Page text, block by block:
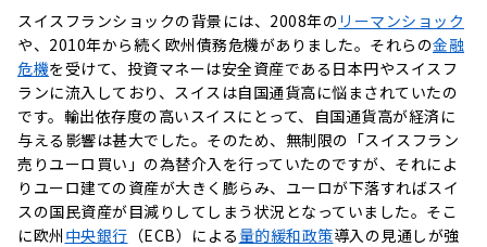
スイスフランショックの背景には、2008年の リーマンショック
や、2010年から続く欧州債務危機がありました。それらの金融
危機を受けて、投資マネーは安全資産である日本円やスイスフ
ランに流入しており、スイスは自国通貨高に悩まされていたの
です。輸出依存度の高いスイスにとって、自国通貨高が経済に
与える影響は甚大でした。そのため、無制限の「スイスフラン
売りユーロ買い」の為替介入を行っていたのですが、それによ
りユーロ建ての資産が大きく膨らみ、ユーロが下落すればスイ
スの国民資産が目減りしてしまう状況となっていました。そこ
に欧州 中央銀行 （ECB）による 量的緩和政策導入の見通しが強